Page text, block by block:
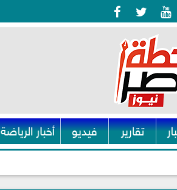
  
تقارير فيديو أخبار الرياضة